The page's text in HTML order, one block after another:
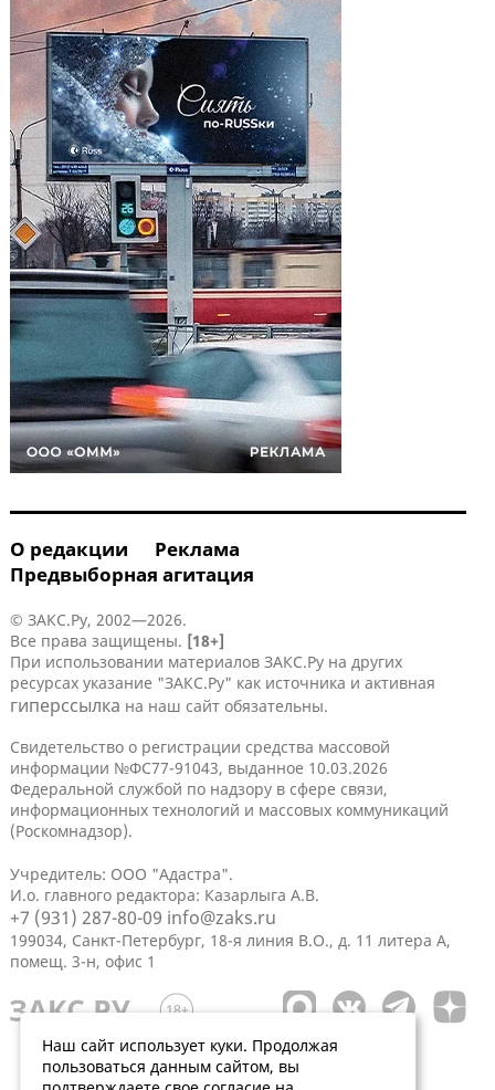
О редакции
Реклама
Предвыборная агитация
© ЗАКС.Ру, 2002—2026.
Все права защищены. [18+]
При использовании материалов ЗАКС.Ру на других
ресурсах указание "ЗАКС.Ру" как источника и активная
гиперссылка на наш сайт обязательны.
Свидетельство о регистрации средства массовой
информации №ФС77-91043, выданное 10.03.2026
Федеральной службой по надзору в сфере связи,
информационных технологий и массовых коммуникаций
(Роскомнадзор).
Учредитель: ООО "Адастра".
И.о. главного редактора: Казарлыга А.В.
+7 (931) 287-80-09 info@zaks.ru
199034, Санкт-Петербург, 18-я линия В.О., д. 11 литера А,
помещ. 3-н, офис 1
Наш сайт использует куки. Продолжая
пользоваться данным сайтом, вы